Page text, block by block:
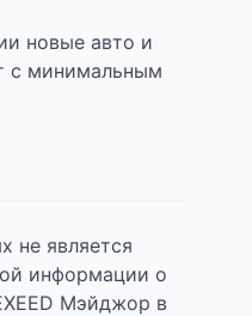
новые авто и
с минимальным
не является
информации о
Мэйджор в